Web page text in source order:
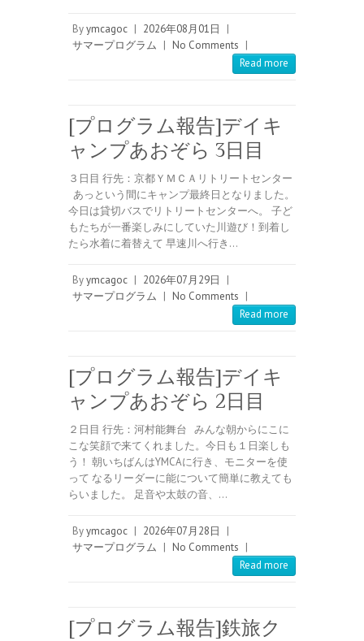
Byymcagoc | 2026年08月01日
|
サマープログラム | No Comments |
Read more
[プログラム報告]デイキ
ャンプあおぞら 3日目
３日目 行先：京都ＹＭＣＡリトリートセンター
あっという間にキャンプ最終日となりました。
今日は貸切バスでリトリートセンターへ。 子ど
もたちが一番楽しみにしていた川遊び！到着し
たら水着に着替えて 早速川へ行き…
Byymcagoc | 2026年07月29日
|
サマープログラム | No Comments |
Read more
[プログラム報告]デイキ
ャンプあおぞら 2日目
２日目 行先：河村能舞台 みんな朝からにこに
こな笑顔で来てくれました。今日も１日楽しも
う！ 朝いちばんはYMCAに行き、モニターを使
って なるリーダーに能について簡単に教えても
らいました。 足音や太鼓の音、…
Byymcagoc | 2026年07月28日
|
サマープログラム | No Comments |
Read more
[プログラム報告]鉄旅ク